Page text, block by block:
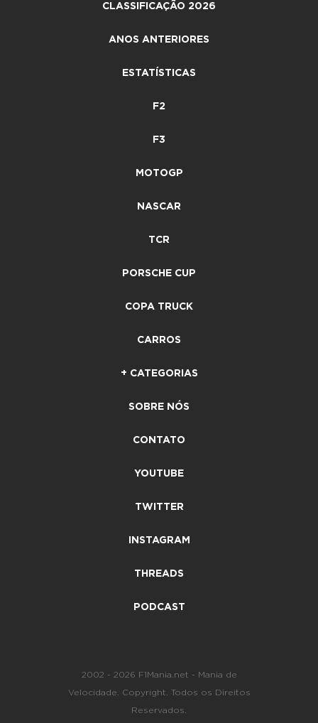
CLASSIFICAÇÃO 2026
ANOS ANTERIORES
ESTATÍSTICAS
F2
F3
MOTOGP
NASCAR
TCR
PORSCHE CUP
COPA TRUCK
CARROS
+ CATEGORIAS
SOBRE NÓS
CONTATO
YOUTUBE
TWITTER
INSTAGRAM
THREADS
PODCAST
2002 - 2026 F1Mania.net - Mania de
Velocidade. Copyright. Todos os Direitos
Reservados.